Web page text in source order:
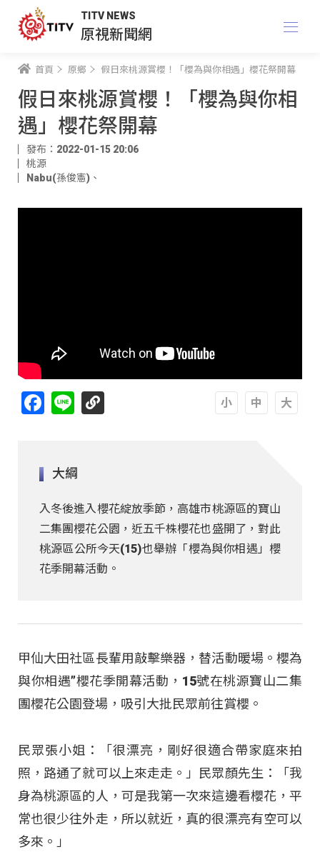
TITV NEWS
原視新聞網
首頁 原鄉 假日來桃源賞櫻！「櫻為與你相遇」櫻花祭開幕
假日來桃源賞櫻！「櫻為與你相
遇」櫻花祭開幕
發布：2022-01-15 20:06
桃源
Nabu(孫俊憲) 、
Facebook
Line
大綱
入冬後進入櫻花綻放季節，高雄市桃源區的寶山
二集團櫻花公園，近五千株櫻花也盛開了，對此
桃源區公所今天(15)也舉辦「櫻為與你相遇」櫻
花季開幕活動。
甲仙大田社區長輩用敲擊樂器，替活動暖場。櫻為
與你相遇”櫻花季開幕活動，15號在桃源寶山二集
團櫻花公園登場，吸引大批民眾前往賞櫻。
民眾張小姐：「很漂亮，剛好很適合帶家庭來拍
照，路通了就可以上來走走。」民眾顏先生：「我
身為桃源區的人，可是我第一次來這邊看櫻花，平
常也很少往外走，所以就近，真的很漂亮有空可以
多來。」